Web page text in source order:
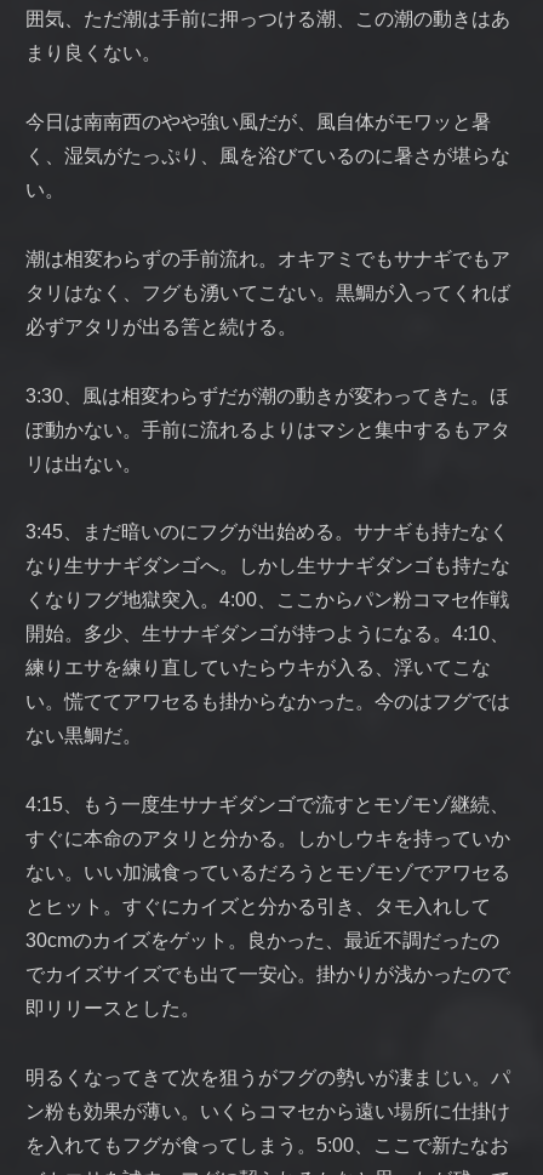
囲気、ただ潮は手前に押っつける潮、この潮の動きはあ
まり良くない。
今日は南南西のやや強い風だが、風自体がモワッと暑
く、湿気がたっぷり、風を浴びているのに暑さが堪らな
い。
潮は相変わらずの手前流れ。オキアミでもサナギでもア
タリはなく、フグも湧いてこない。黒鯛が入ってくれば
必ずアタリが出る筈と続ける。
3:30、風は相変わらずだが潮の動きが変わってきた。ほ
ぼ動かない。手前に流れるよりはマシと集中するもアタ
リは出ない。
3:45、まだ暗いのにフグが出始める。サナギも持たなく
なり生サナギダンゴへ。しかし生サナギダンゴも持たな
くなりフグ地獄突入。4:00、ここからパン粉コマセ作戦
開始。多少、生サナギダンゴが持つようになる。4:10、
練りエサを練り直していたらウキが入る、浮いてこな
い。慌ててアワセるも掛からなかった。今のはフグでは
ない黒鯛だ。
4:15、もう一度生サナギダンゴで流すとモゾモゾ継続、
すぐに本命のアタリと分かる。しかしウキを持っていか
ない。いい加減食っているだろうとモゾモゾでアワセる
とヒット。すぐにカイズと分かる引き、タモ入れして
30cmのカイズをゲット。良かった、最近不調だったの
でカイズサイズでも出て一安心。掛かりが浅かったので
即リリースとした。
明るくなってきて次を狙うがフグの勢いが凄まじい。パ
ン粉も効果が薄い。いくらコマセから遠い場所に仕掛け
を入れてもフグが食ってしまう。5:00、ここで新たなお